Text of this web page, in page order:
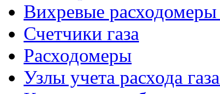
Вихревые расходомеры
Счетчики газа
Расходомеры
Узлы учета расхода